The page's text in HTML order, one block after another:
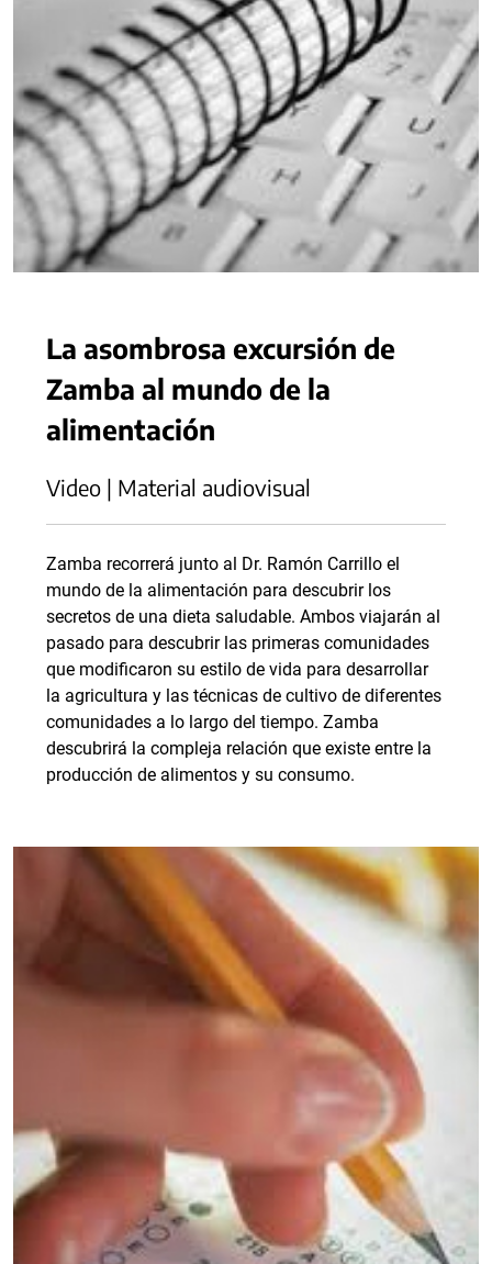
La asombrosa excursión de
Zamba al mundo de la
alimentación
Video | Material audiovisual
Zamba recorrerá junto al Dr. Ramón Carrillo el
mundo de la alimentación para descubrir los
secretos de una dieta saludable. Ambos viajarán al
pasado para descubrir las primeras comunidades
que modificaron su estilo de vida para desarrollar
la agricultura y las técnicas de cultivo de diferentes
comunidades a lo largo del tiempo. Zamba
descubrirá la compleja relación que existe entre la
producción de alimentos y su consumo.